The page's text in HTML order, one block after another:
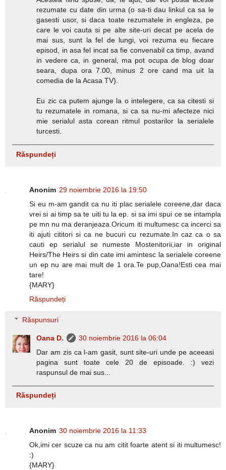
rezumate cu date din urma (o sa-ti dau linkul ca sa le
gasesti usor, si daca toate rezumatele in engleza, pe
care le voi cauta si pe alte site-uri decat pe acela de
mai sus, sunt la fel de lungi, voi rezuma eu fiecare
episod, in asa fel incat sa fie convenabil ca timp, avand
in vedere ca, in general, ma pot ocupa de blog doar
seara, dupa ora 7.00, minus 2 ore cand ma uit la
comedia de la Acasa TV).
Eu zic ca putem ajunge la o intelegere, ca sa citesti si
tu rezumatele in romana, si ca sa nu-mi afecteze nici
mie serialul asta corean ritmul postarilor la serialele
turcesti.
Răspundeți
Anonim 29 noiembrie 2016 la 19:50
Si eu m-am gandit ca nu iti plac serialele coreene,dar daca
vrei si ai timp sa te uiti tu la ep. si sa imi spui ce se intampla
pe mn nu ma deranjeaza.Oricum iti multumesc ca incerci sa
iti ajuti cititori si ca ne bucuri cu rezumate.In caz ca o sa
cauti ep serialul se numeste Mostenitorii,iar in original
Heirs/The Heirs si din cate imi amintesc la serialele coreene
un ep nu are mai mult de 1 ora.Te pup,Oana!Esti cea mai
tare!
{MARY}
Răspundeți
Răspunsuri
Oana D.
30 noiembrie 2016 la 06:04
Dar am zis ca l-am gasit, sunt site-uri unde pe aceeasi
pagina sunt toate cele 20 de episoade. :) vezi
raspunsul de mai sus...
Răspundeți
Anonim 30 noiembrie 2016 la 11:33
Ok,imi cer scuze ca nu am citit foarte atent si iti multumesc!
:)
{MARY}